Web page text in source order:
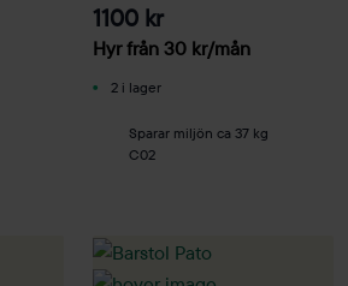
1100 kr
Hyr från 30 kr/mån
2 i lager
Sparar miljön ca 37 kg
C02